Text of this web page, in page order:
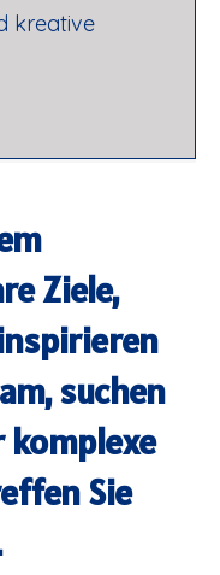
kreative
Ziele,
suchen
komplexe
Sie